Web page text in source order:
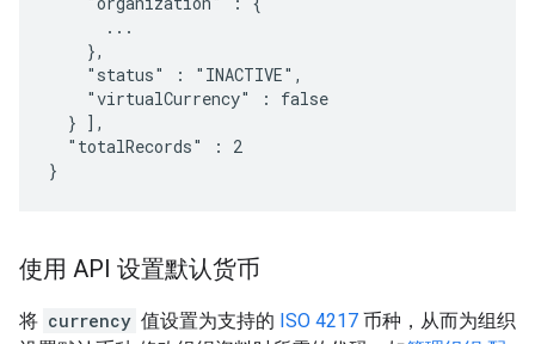
      ...
    },
    "status" : "INACTIVE",
    "virtualCurrency" : false
  } ],
  "totalRecords" : 2
}
使用 API 设置默认货币
将 currency 值设置为支持的 ISO 4217 币种，从而为组织